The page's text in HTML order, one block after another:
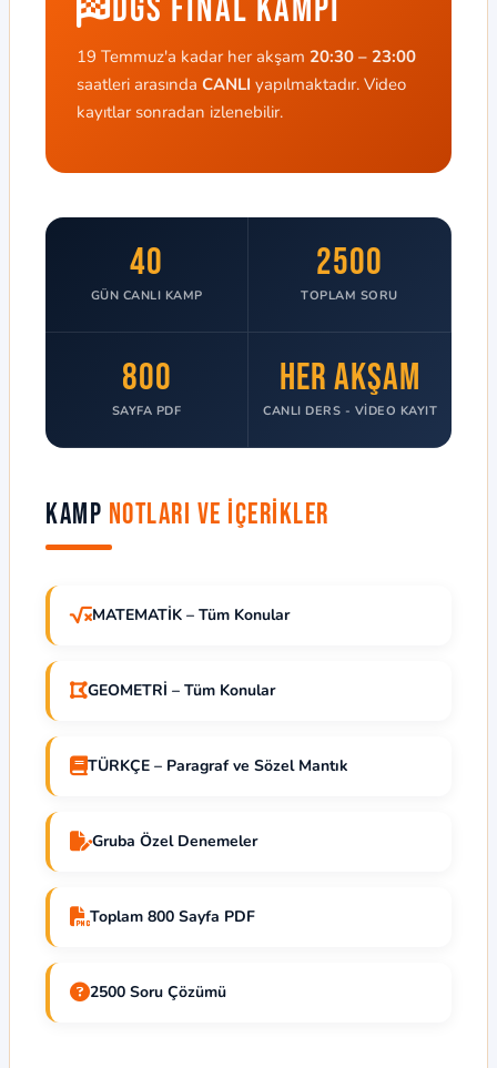
DGS Final Kampı
19 Temmuz'a kadar her akşam 20:30 – 23:00
saatleri arasında CANLI yapılmaktadır. Video
kayıtlar sonradan izlenebilir.
40
GÜN CANLI KAMP
2500
TOPLAM SORU
800
SAYFA PDF
HER AKŞAM
CANLI DERS - VİDEO KAYIT
Kamp Notları ve İçerikler
MATEMATİK – Tüm Konular
GEOMETRİ – Tüm Konular
TÜRKÇE – Paragraf ve Sözel Mantık
Gruba Özel Denemeler
Toplam 800 Sayfa PDF
2500 Soru Çözümü